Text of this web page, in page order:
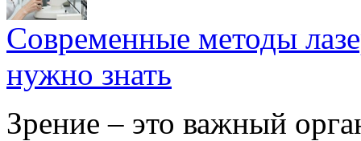
Современные методы
нужно знать
Зрение – это важный